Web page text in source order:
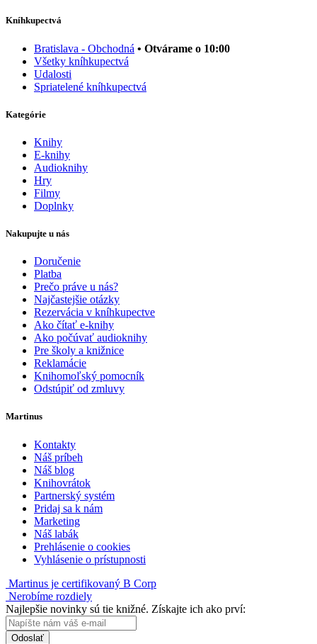
Kníhkupectvá
Bratislava - Obchodná • Otvárame o 10:00
Všetky kníhkupectvá
Udalosti
Spriatelené kníhkupectvá
Kategórie
Knihy
E-knihy
Audioknihy
Hry
Filmy
Doplnky
Nakupujte u nás
Doručenie
Platba
Prečo práve u nás?
Najčastejšie otázky
Rezervácia v kníhkupectve
Ako čítať e-knihy
Ako počúvať audioknihy
Pre školy a knižnice
Reklamácie
Knihomoľský pomocník
Odstúpiť od zmluvy
Martinus
Kontakty
Náš príbeh
Náš blog
Knihovrátok
Partnerský systém
Pridaj sa k nám
Marketing
Náš labák
Prehlásenie o cookies
Vyhlásenie o prístupnosti
Martinus je certifikovaný B Corp
Nerobíme rozdiely
Najlepšie novinky sú tie knižné. Získajte ich ako prví:
Odoslať